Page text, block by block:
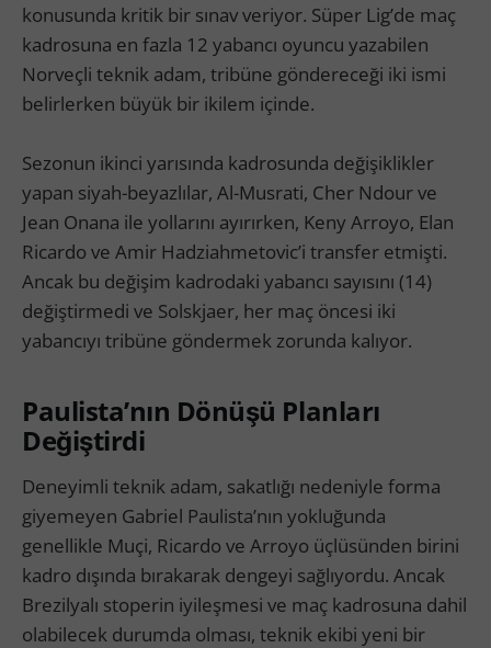
konusunda kritik bir sınav veriyor. Süper Lig’de maç
kadrosuna en fazla 12 yabancı oyuncu yazabilen
Norveçli teknik adam, tribüne göndereceği iki ismi
belirlerken büyük bir ikilem içinde.
Sezonun ikinci yarısında kadrosunda değişiklikler
yapan siyah-beyazlılar, Al-Musrati, Cher Ndour ve
Jean Onana ile yollarını ayırırken, Keny Arroyo, Elan
Ricardo ve Amir Hadziahmetovic’i transfer etmişti.
Ancak bu değişim kadrodaki yabancı sayısını (14)
değiştirmedi ve Solskjaer, her maç öncesi iki
yabancıyı tribüne göndermek zorunda kalıyor.
Paulista’nın Dönüşü Planları
Değiştirdi
Deneyimli teknik adam, sakatlığı nedeniyle forma
giyemeyen Gabriel Paulista’nın yokluğunda
genellikle Muçi, Ricardo ve Arroyo üçlüsünden birini
kadro dışında bırakarak dengeyi sağlıyordu. Ancak
Brezilyalı stoperin iyileşmesi ve maç kadrosuna dahil
olabilecek durumda olması, teknik ekibi yeni bir